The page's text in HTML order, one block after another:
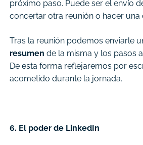
próximo paso. Puede ser el envío
concertar otra reunión o hacer una
Tras la reunión podemos enviarle
resumen de la misma y los pasos
De esta forma reflejaremos por
acometido durante la jornada.
6. El poder de LinkedIn